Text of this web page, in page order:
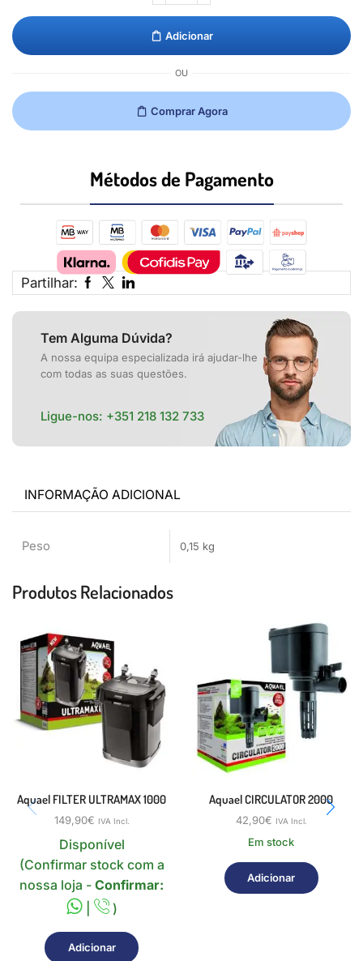
Adicionar
OU
Comprar Agora
Métodos de Pagamento​
Partilhar:
Tem Alguma Dúvida?
A nossa equipa especializada irá ajudar-lhe
com todas as suas questões.
Ligue-nos: +351 218 132 733
INFORMAÇÃO ADICIONAL
Peso 0,15 kg
Produtos Relacionados
Aquael FILTER ULTRAMAX 1000
149,90€ IVA Incl.
Disponível
(Confirmar stock com a
nossa loja -Confirmar:
|
)
Adicionar
Aquael CIRCULATOR 2000
42,90€ IVA Incl.
Em stock
Adicionar